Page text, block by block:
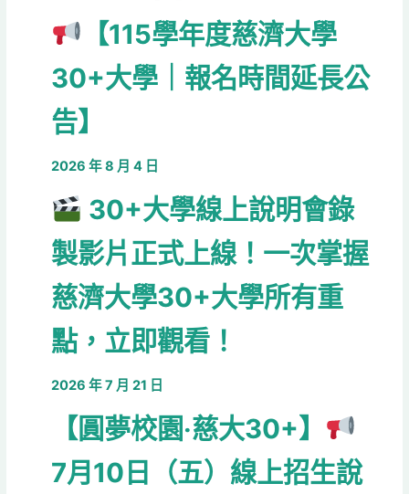
【115學年度慈濟大學
30+大學｜報名時間延長公
告】
2026 年 8 月 4 日
30+大學線上說明會錄
製影片正式上線！一次掌握
慈濟大學30+大學所有重
點，立即觀看！
2026 年 7 月 21 日
【圓夢校園‧慈大30+】​
7月10日（五）線上招生說